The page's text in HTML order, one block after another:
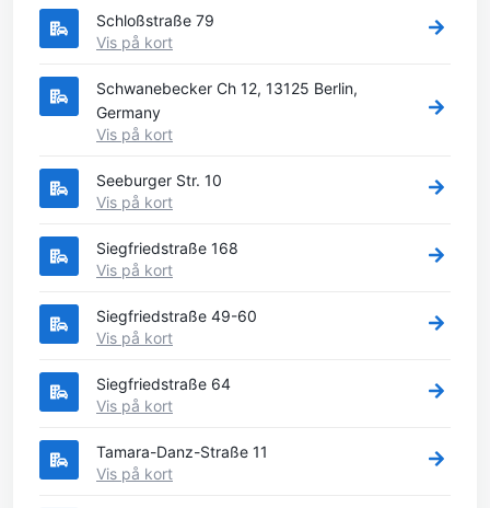
Schloßstraße 79
Vis på kort
Schwanebecker Ch 12, 13125 Berlin,
Germany
Vis på kort
Seeburger Str. 10
Vis på kort
Siegfriedstraße 168
Vis på kort
Siegfriedstraße 49-60
Vis på kort
Siegfriedstraße 64
Vis på kort
Tamara-Danz-Straße 11
Vis på kort